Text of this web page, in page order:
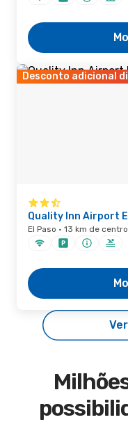
Desconto adicional
Quality Inn Airport
El Paso · 13 km de